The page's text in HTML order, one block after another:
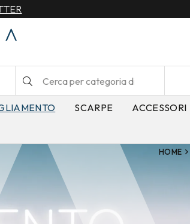
SCARPE ACCESSORI
HOME